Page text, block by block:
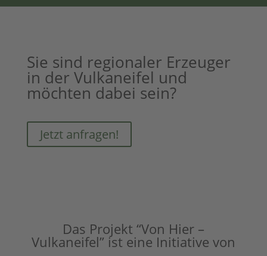
Sie sind regionaler Erzeuger
in der Vulkaneifel und
möchten dabei sein?
Jetzt anfragen!
Das Projekt “Von Hier –
Vulkaneifel” ist eine Initiative von